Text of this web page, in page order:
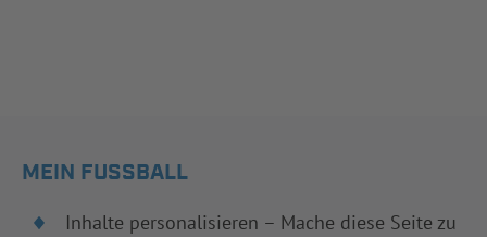
MEIN FUSSBALL
Inhalte personalisieren – Mache diese Seite zu